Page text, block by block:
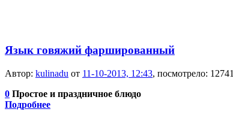
Язык говяжий фаршированный
Автор: kulinadu от 11-10-2013, 12:43, посмотрело: 12741
0 Простое и праздничное блюдо
Подробнее